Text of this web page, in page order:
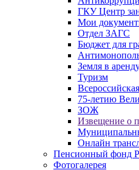
ГКУ Центр
Мои
Отдел ЗАГС
Бюджет для
Земля в
Туризм
75-летию
ЗОЖ
Извещение о
Онлайн
Пенсионный фонд
Фотогалерея